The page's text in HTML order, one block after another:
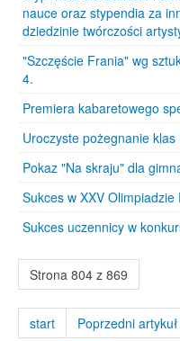
nauce oraz stypendia za
dziedzinie twórczości
"Szczęście Frania" wg
4.
Premiera kabaretowego
Uroczyste pożegnanie klas
Pokaz "Na skraju" dla
Sukces w XXV Olimpiadzie
Sukces uczennicy w
Strona 804 z 869
start Poprzedni artykuł